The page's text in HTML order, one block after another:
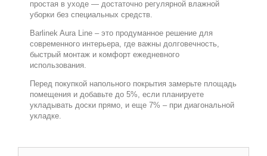
простая в уходе — достаточно регулярной влажной
уборки без специальных средств.
Barlinek Aura Line – это продуманное решение для
современного интерьера, где важны долговечность,
быстрый монтаж и комфорт ежедневного
использования.
Перед покупкой напольного покрытия замерьте площадь
помещения и добавьте до 5%, если планируете
укладывать доски прямо, и еще 7% – при диагональной
укладке.